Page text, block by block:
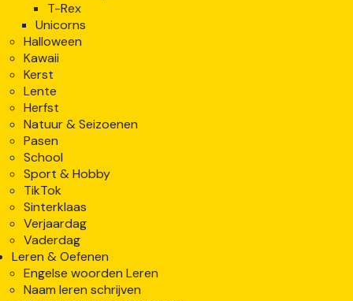
T-Rex
Unicorns
Halloween
Kawaii
Kerst
Lente
Herfst
Natuur & Seizoenen
Pasen
School
Sport & Hobby
TikTok
Sinterklaas
Verjaardag
Vaderdag
Leren & Oefenen
Engelse woorden Leren
Naam leren schrijven